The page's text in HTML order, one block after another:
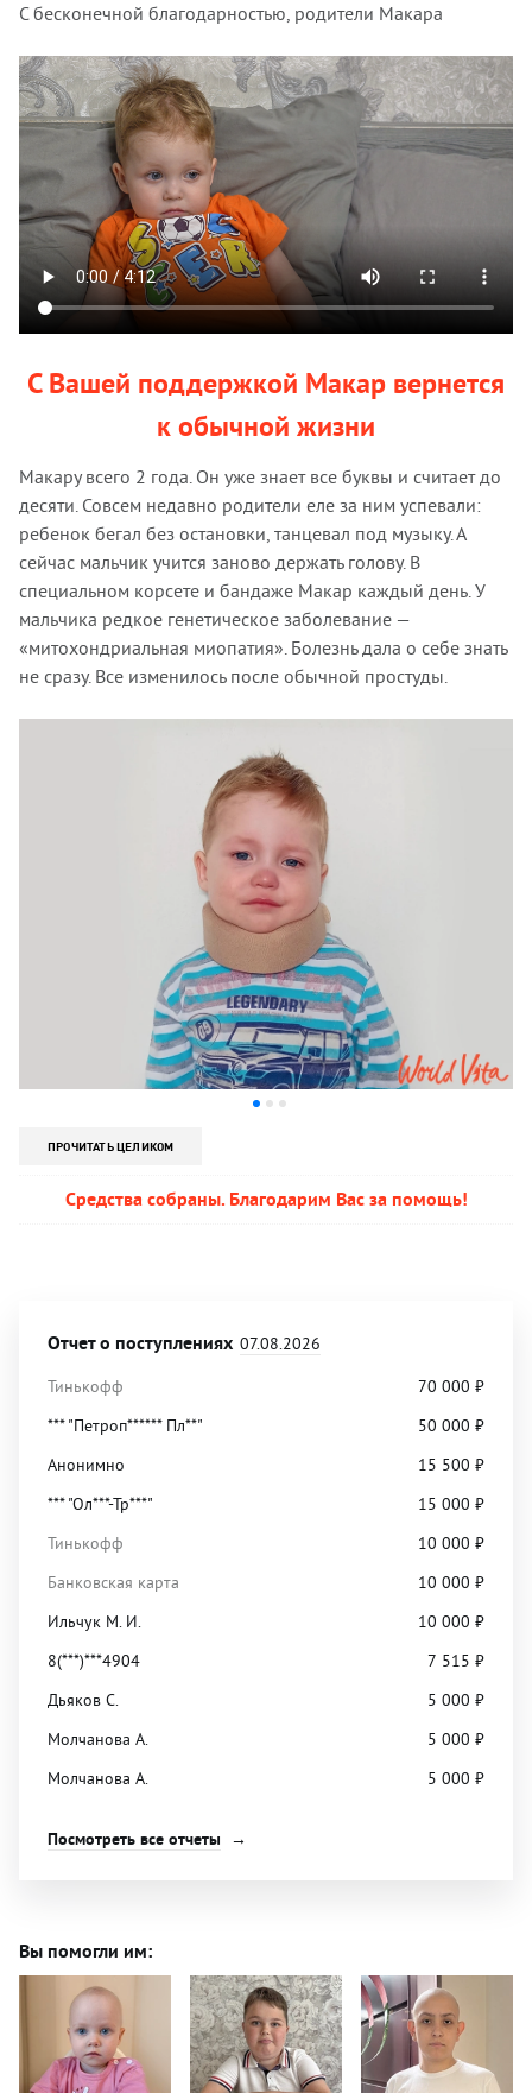
С бесконечной благодарностью, родители Макара
С Вашей поддержкой Макар вернется
к обычной жизни
Макару всего 2 года. Он уже знает все буквы и считает до
десяти. Совсем недавно родители еле за ним успевали:
ребенок бегал без остановки, танцевал под музыку. А
сейчас мальчик учится заново держать голову. В
специальном корсете и бандаже Макар каждый день. У
мальчика редкое генетическое заболевание —
«митохондриальная миопатия». Болезнь дала о себе знать
не сразу. Все изменилось после обычной простуды.
ПРОЧИТАТЬ ЦЕЛИКОМ
Средства собраны. Благодарим Вас за помощь!
Отчет о поступлениях 07.08.2026
Тинькофф
70 000 ₽
*** "Петроп****** Пл**"
50 000 ₽
Анонимно
15 500 ₽
*** "Ол***-Тр***"
15 000 ₽
Тинькофф
10 000 ₽
Банковская карта
10 000 ₽
Ильчук М. И.
10 000 ₽
8(***)***4904
7 515 ₽
Дьяков С.
5 000 ₽
Молчанова А.
5 000 ₽
Молчанова А.
5 000 ₽
Посмотреть все отчеты
Вы помогли им: